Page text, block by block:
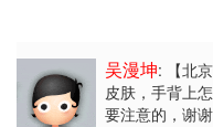
吴漫坤: 【北
皮肤，手背上
要注意的，谢谢